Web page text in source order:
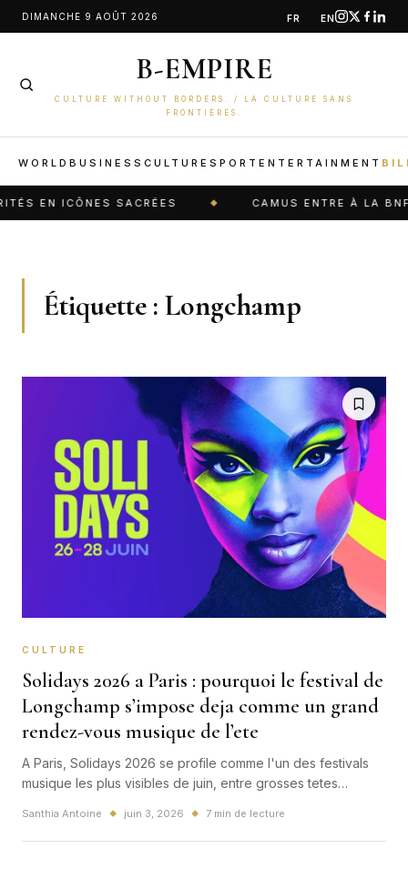
AllerDIMANCHE 9 AOÛT 2026 FR EN
B-EMPIRE
CULTURE WITHOUT BORDERS. / LA CULTURE SANS
FRONTIÈRES.
WORLD BUSINESS CULTURE SPORT ENTERTAINMENT
EN ICÔNES SACRÉES CAMUS ENTRE À LA BNF
Étiquette : Longchamp
CULTURE
Solidays 2026 a Paris : pourquoi le festival de
Longchamp s’impose deja comme un grand
rendez-vous musique de l’ete
A Paris, Solidays 2026 se profile comme l'un des festivals
musique les plus visibles de juin, entre grosses tetes
Santhia Antoine ◆ juin 3, 2026 ◆ 7 min de lecture